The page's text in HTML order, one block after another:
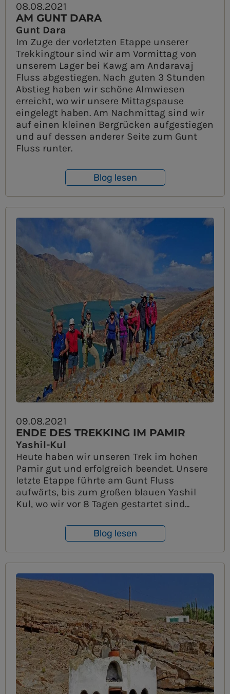
08.08.2021
AM GUNT DARA
Gunt Dara
Im Zuge der vorletzten Etappe unserer
Trekkingtour sind wir am Vormittag von
unserem Lager bei Kawg am Andaravaj
Fluss abgestiegen. Nach guten 3 Stunden
Abstieg haben wir schöne Almwiesen
erreicht, wo wir unsere Mittagspause
eingelegt haben. Am Nachmittag sind wir
auf einen kleinen Bergrücken aufgestiegen
und auf dessen anderer Seite zum Gunt
Fluss runter.
Blog lesen
09.08.2021
ENDE DES TREKKING IM PAMIR
Yashil-Kul
Heute haben wir unseren Trek im hohen
Pamir gut und erfolgreich beendet. Unsere
letzte Etappe führte am Gunt Fluss
aufwärts, bis zum großen blauen Yashil
Kul, wo wir vor 8 Tagen gestartet sind...
Blog lesen